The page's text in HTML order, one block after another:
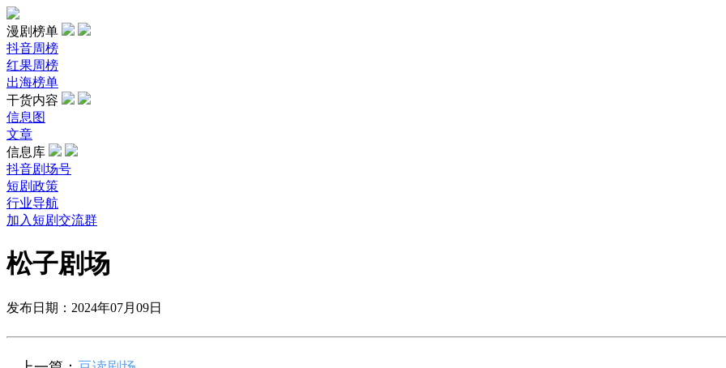
漫剧榜单
抖音周榜
红果周榜
出海榜单
干货内容
信息图
文章
信息库
抖音剧场号
短剧政策
行业导航
加入短剧交流群
松子剧场
发布日期：2024年07月09日